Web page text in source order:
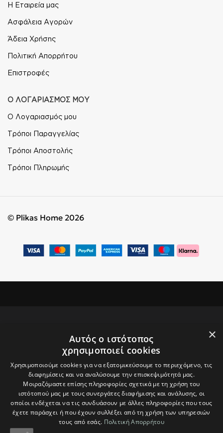
Η Εταιρεία μας
Ασφάλεια Αγορών
Άδεια Χρήσης
Πολιτική Απορρήτου
Επιστροφές
Ο ΛΟΓΑΡΙΑΣΜΟΣ ΜΟΥ
Ο Λογαριασμός μου
Τρόποι Παραγγελίας
Τρόποι Αποστολής
Τρόποι Πληρωμής
© Plikas Home 2026
ΕΓΓΡΑΦΕΙΤΕ ΣΤΟ NEWSLETTER
ΜΑΣ ΓΙΑ ΝΑ ΛΑΜΒΑΝΕΤΕ ΝΕΑ
Δώρο ένα κουπόνι
5€ για τις πρώτες
αγορές σας άνω
×
Αυτός ο ιστότοπος
χρησιμοποιεί cookies
Χρησιμοποιούμε cookies για να εξατομικεύσουμε το περιεχόμενο, τις
διαφημίσεις και να αναλύσουμε την επισκεψιμότητά μας.
Μοιραζόμαστε επίσης πληροφορίες σχετικά με τη χρήση του
ιστότοπού μας με τους συνεργάτες διαφήμισης και ανάλυσης, οι
οποίοι ενδέχεται να τις συνδυάσουν με άλλες πληροφορίες που τους
έχετε παράσχει ή που έχουν συλλέξει από τη χρήση των υπηρεσιών
τους από εσάς. Πολιτική Απορρήτου